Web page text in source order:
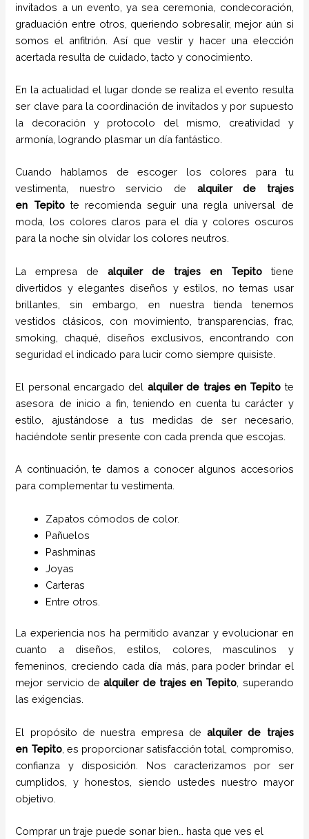
invitados a un evento, ya sea ceremonia, condecoración,
graduación entre otros, queriendo sobresalir, mejor aún si
somos el anfitrión. Así que vestir y hacer una elección
acertada resulta de cuidado, tacto y conocimiento.
En la actualidad el lugar donde se realiza el evento resulta
ser clave para la coordinación de invitados y por supuesto
la decoración y protocolo del mismo, creatividad y
armonía, logrando plasmar un día fantástico.
Cuando hablamos de escoger los colores para tu
vestimenta, nuestro servicio de alquiler de trajes
en Tepitote recomienda seguir una regla universal de
moda, los colores claros para el día y colores oscuros
para la noche sin olvidar los colores neutros.
La empresa dealquiler de trajes en Tepito
tiene
divertidos y elegantes diseños y estilos,
no temas usar
brillantes, sin embargo, en nuestra tienda tenemos
vestidos clásicos, con movimiento, transparencias, frac,
smoking, chaqué, diseños exclusivos, encontrando con
seguridad el indicado para lucir como siempre quisiste.
El personal encargado del alquiler de trajes en Tepito te
asesora de inicio a fin, teniendo en cuenta tu carácter y
estilo, ajustándose a tus medidas de ser necesario,
haciéndote sentir presente con cada prenda que escojas.
A continuación, te damos a conocer algunos accesorios
para complementar tu vestimenta.
Zapatos cómodos de color.
Pañuelos
Pashminas
Joyas
Carteras
Entre otros.
La experiencia nos ha permitido avanzar y evolucionar en
cuanto a diseños, estilos, colores, masculinos y
femeninos, creciendo cada día más, para poder brindar el
mejor servicio dealquiler de trajes en Tepito, superando
las exigencias.
El propósito de nuestra empresa dealquiler de trajes
en Tepito, es proporcionar satisfacción total, compromiso,
confianza y disposición. Nos caracterizamos por ser
cumplidos, y honestos, siendo ustedes nuestro mayor
objetivo.
Comprar un traje puede sonar bien… hasta que ves el